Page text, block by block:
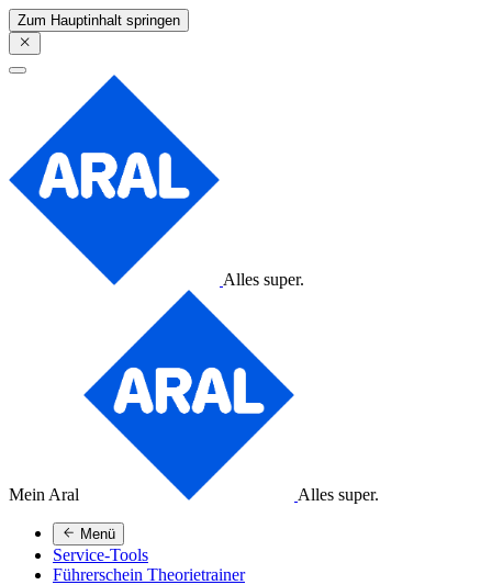
Zum Hauptinhalt springen
Alles super.
Mein Aral Alles super.
Menü
Service-Tools
Führerschein Theorietrainer